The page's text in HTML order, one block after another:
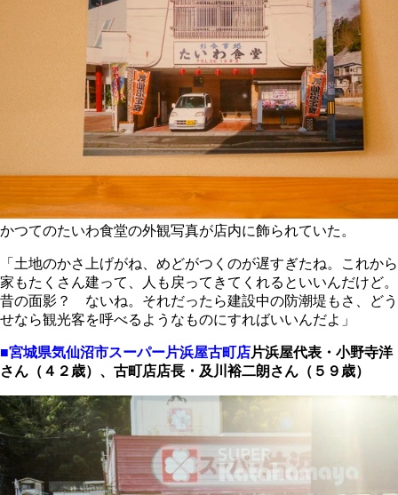
かつてのたいわ食堂の外観写真が店内に飾られていた。
「土地のかさ上げがね、めどがつくのが遅すぎたね。これから
家もたくさん建って、人も戻ってきてくれるといいんだけど。
昔の面影？ ないね。それだったら建設中の防潮堤もさ、どう
せなら観光客を呼べるようなものにすればいいんだよ」
■宮城県気仙沼市スーパー片浜屋古町店片浜屋代表・小野寺洋
さん（４２歳）、古町店店長・及川裕二朗さん（５９歳）